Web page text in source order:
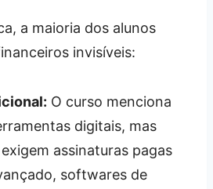
a maioria dos alunos
invisíveis:
O curso menciona
digitais, mas
assinaturas pagas
softwares de